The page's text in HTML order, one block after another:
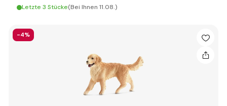
Letzte 3 Stücke(Bei Ihnen 11.08.)
-4%